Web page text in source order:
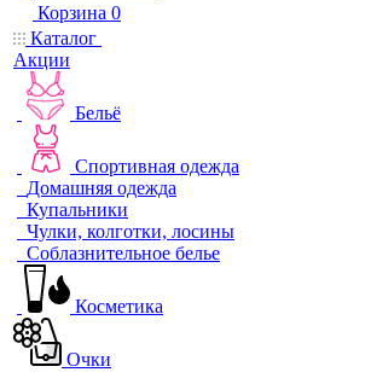
Корзина 0
Каталог
Акции
Бельё
Спортивная одежда
Домашняя одежда
Купальники
Чулки, колготки, лосины
Соблазнительное белье
Косметика
Очки